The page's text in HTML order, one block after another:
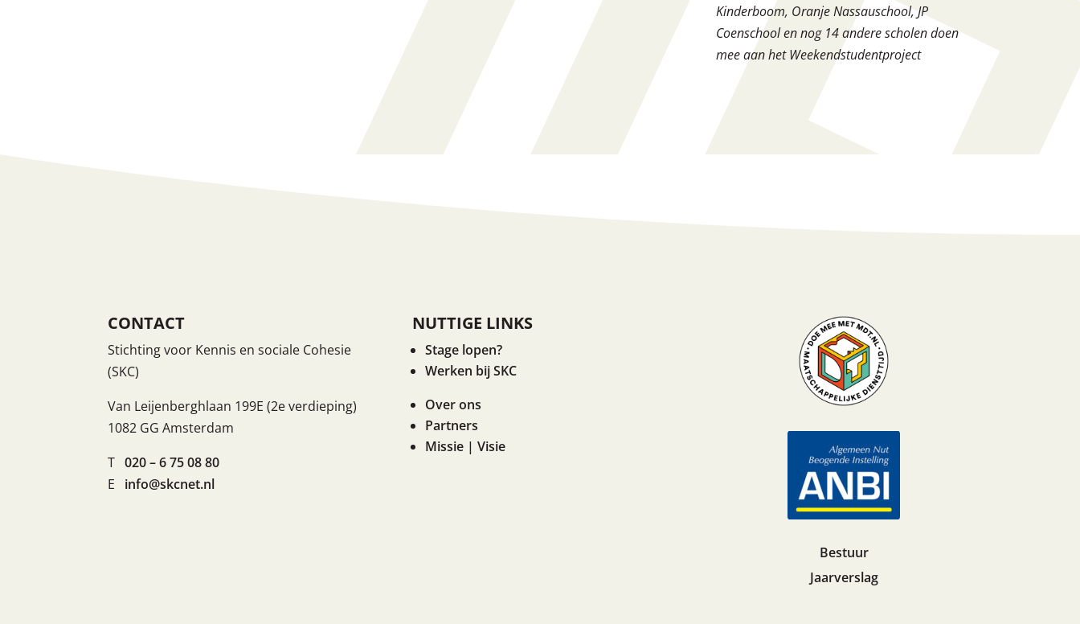
Kinderboom, Oranje Nassauschool, JP
Coenschool en nog 14 andere scholen doen
mee aan het Weekendstudentproject
CONTACT
Stichting voor Kennis en sociale Cohesie
(SKC)
Van Leijenberghlaan 199E (2e verdieping)
1082 GG Amsterdam
T020 – 6 75 08 80
E info@skcnet.nl
NUTTIGE LINKS
Stage lopen?
Werken bij SKC
Over ons
Partners
Missie | Visie
Bestuur
Jaarverslag